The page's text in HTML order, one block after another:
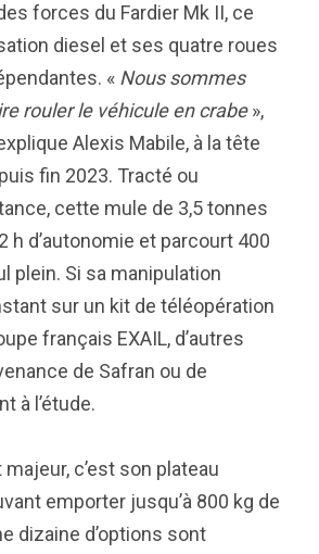
forces du Fardier Mk II, ce
diesel et ses quatre roues
« Nous sommes
rouler le véhicule en crabe»,
Alexis Mabile, à la tête
fin 2023. Tracté ou
cette mule de 3,5 tonnes
h d’autonomie et parcourt 400
plein. Si sa manipulation
sur un kit de téléopération
français EXAIL, d’autres
de Safran ou de
à l’étude.
c’est son plateau
emporter jusqu’à 800 kg de
dizaine d’options sont